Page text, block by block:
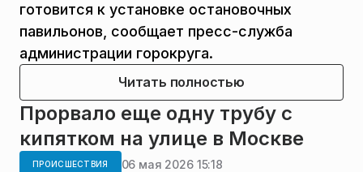
готовится к установке остановочных
павильонов, сообщает пресс-служба
администрации горокруга.
Читать полностью
Прорвало еще одну трубу с
кипятком на улице в Москве
ПРОИСШЕСТВИЯ 06 мая 2026 15:18